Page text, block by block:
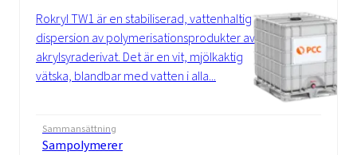
Rokryl TW1 är en stabiliserad, vattenhaltig
dispersion av polymerisationsprodukter av
akrylsyraderivat. Det är en vit, mjölkaktig
vätska, blandbar med vatten i alla...
Sammansättning
Sampolymerer